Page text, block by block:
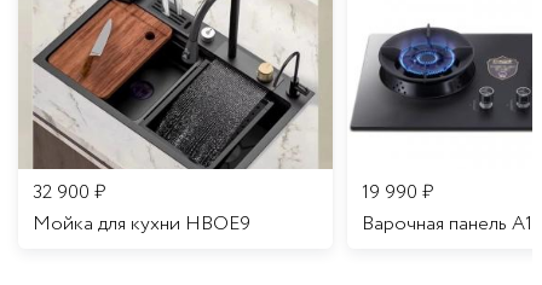
32 900 ₽
Мойка для кухни HBOE9
19 990 ₽
Варочная панель A16